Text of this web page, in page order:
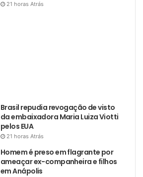
21 horas Atrás
Brasil repudia revogação de visto
da embaixadora Maria Luiza Viotti
pelos EUA
21 horas Atrás
Homem é preso em flagrante por
ameaçar ex-companheira e filhos
em Anápolis